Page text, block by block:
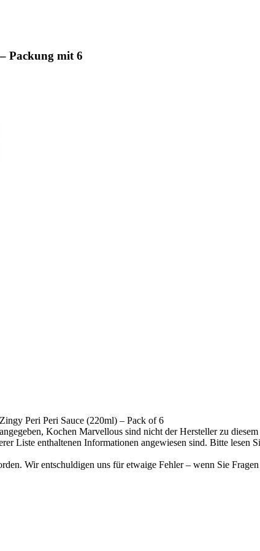
Packung mit 6
Peri Peri Sauce (220ml) – Pack of 6
Kochen Marvellous sind nicht der Hersteller zu
Liste enthaltenen Informationen angewiesen sind. Bitte
Wir entschuldigen uns für etwaige Fehler – wenn Sie